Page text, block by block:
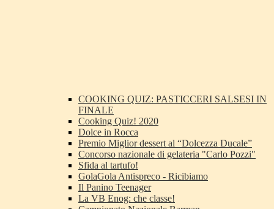
COOKING QUIZ: PASTICCERI SALSESI IN
FINALE
Cooking Quiz! 2020
Dolce in Rocca
Premio Miglior dessert al “Dolcezza Ducale”
Concorso nazionale di gelateria "Carlo Pozzi"
Sfida al tartufo!
GolaGola Antispreco - Ricibiamo
Il Panino Teenager
La VB Enog: che classe!